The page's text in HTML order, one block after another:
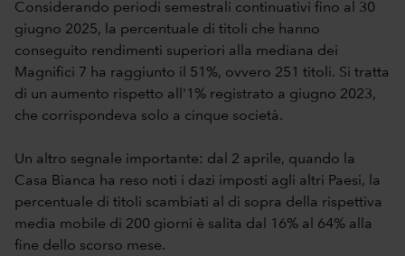
Considerando periodi semestrali continuativi fino al 30
giugno 2025, la percentuale di titoli che hanno
conseguito rendimenti superiori alla mediana dei
Magnifici 7 ha raggiunto il 51%, ovvero 251 titoli. Si tratta
di un aumento rispetto all'1% registrato a giugno 2023,
che corrispondeva solo a cinque società.
Un altro segnale importante: dal 2 aprile, quando la
Casa Bianca ha reso noti i dazi imposti agli altri Paesi, la
percentuale di titoli scambiati al di sopra della rispettiva
media mobile di 200 giorni è salita dal 16% al 64% alla
fine dello scorso mese.